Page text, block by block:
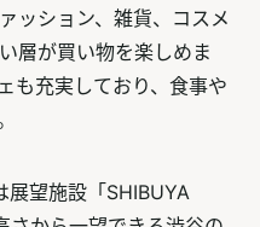
ッション、雑貨、コスメ
層が買い物を楽しめま
も充実しており、食事や
望施設「SHIBUYA